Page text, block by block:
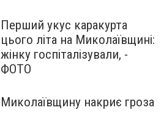
Перший укус каракурта
цього літа на Миколаївщині:
жінку госпіталізували, -
ФОТО
Миколаївщину накриє гроза